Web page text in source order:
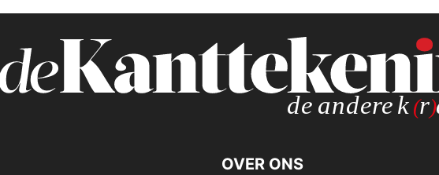
OVER ONS